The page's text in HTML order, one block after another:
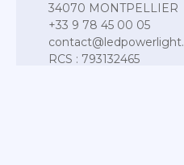
34070 MONTPELLIER
+33 9 78 45 00 05
RCS : 793132465